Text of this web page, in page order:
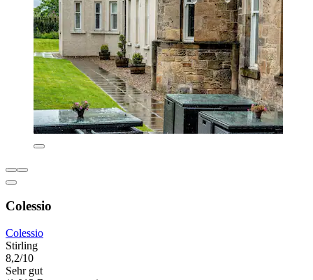
Colessio
Colessio
Stirling
8,2/10
Sehr gut